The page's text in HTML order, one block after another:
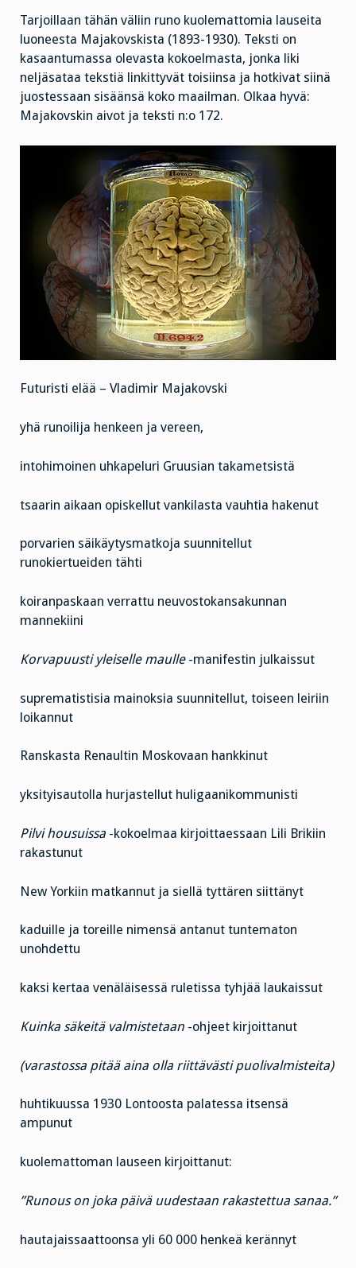
Tarjoillaan tähän väliin runo kuolemattomia lauseita
luoneesta Majakovskista (1893-1930). Teksti on
kasaantumassa olevasta kokoelmasta, jonka liki
neljäsataa tekstiä linkittyvät toisiinsa ja hotkivat siinä
juostessaan sisäänsä koko maailman. Olkaa hyvä:
Majakovskin aivot ja teksti n:o 172.
Futuristi elää – Vladimir Majakovski
yhä runoilija henkeen ja vereen,
intohimoinen uhkapeluri Gruusian takametsistä
tsaarin aikaan opiskellut vankilasta vauhtia hakenut
porvarien säikäytysmatkoja suunnitellut
runokiertueiden tähti
koiranpaskaan verrattu neuvostokansakunnan
mannekiini
Korvapuusti yleiselle maulle-manifestin julkaissut
suprematistisia mainoksia suunnitellut, toiseen leiriin
loikannut
Ranskasta Renaultin Moskovaan hankkinut
yksityisautolla hurjastellut huligaanikommunisti
Pilvi housuissa -kokoelmaa kirjoittaessaan Lili Brikiin
rakastunut
New Yorkiin matkannut ja siellä tyttären siittänyt
kaduille ja toreille nimensä antanut tuntematon
unohdettu
kaksi kertaa venäläisessä ruletissa tyhjää laukaissut
Kuinka säkeitä valmistetaan -ohjeet kirjoittanut
(varastossa pitää aina olla riittävästi puolivalmisteita)
huhtikuussa 1930 Lontoosta palatessa itsensä
ampunut
kuolemattoman lauseen kirjoittanut:
”Runous on joka päivä uudestaan rakastettua sanaa.”
hautajaissaattoonsa yli 60 000 henkeä kerännyt